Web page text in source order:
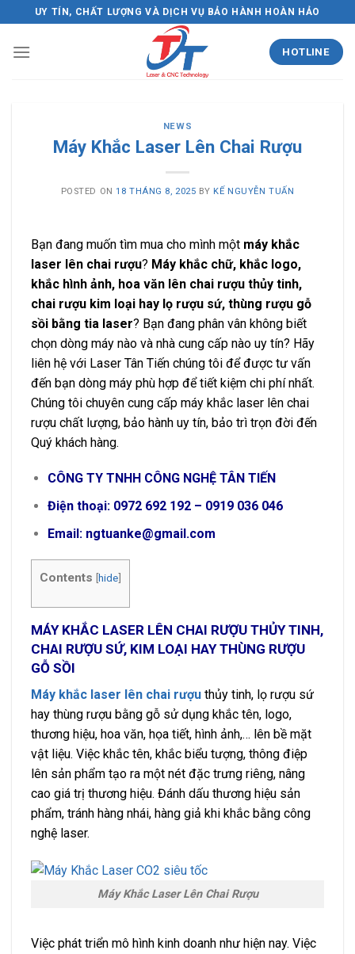
to
content
UY TÍN, CHẤT LƯỢNG VÀ DỊCH VỤ BẢO HÀNH HOÀN HẢO
HOTLINE
NEWS
Máy Khắc Laser Lên Chai Rượu
POSTED ON18 THÁNG 8, 2025 BY KẾ NGUYỄN TUẤN
Bạn đang muốn tìm mua cho mình một máy khắc
laser lên chai rượu? Máy khắc chữ, khắc logo,
khắc hình ảnh, hoa văn lên chai rượu thủy tinh,
chai rượu kim loại hay lọ rượu sứ, thùng rượu gỗ
sồi bằng tia laser? Bạn đang phân vân không biết
chọn dòng máy nào và nhà cung cấp nào uy tín? Hãy
liên hệ với Laser Tân Tiến chúng tôi để được tư vấn
đến bạn dòng máy phù hợp để tiết kiệm chi phí nhất.
Chúng tôi chuyên cung cấp máy khắc laser lên chai
rượu chất lượng, bảo hành uy tín, bảo trì trọn đời đến
Quý khách hàng.
CÔNG TY TNHH CÔNG NGHỆ TÂN TIẾN
Điện thoại: 0972 692 192 – 0919 036 046
Email: ngtuanke@gmail.com
Contents [hide]
MÁY KHẮC LASER LÊN CHAI RƯỢU THỦY TINH,
CHAI RƯỢU SỨ, KIM LOẠI HAY THÙNG RƯỢU
GỖ SỒI
Máy khắc laser lên chai rượu thủy tinh, lọ rượu sứ
hay thùng rượu bằng gỗ sử dụng khắc tên, logo,
thương hiệu, hoa văn, họa tiết, hình ảnh,… lên bề mặt
vật liệu. Việc khắc tên, khắc biểu tượng, thông điệp
lên sản phẩm tạo ra một nét đặc trưng riêng, nâng
cao giá trị thương hiệu. Đánh dấu thương hiệu sản
phẩm, tránh hàng nhái, hàng giả khi khắc bằng công
nghệ laser.
Máy Khắc Laser Lên Chai Rượu
Việc phát triển mô hình kinh doanh như hiện nay. Việc